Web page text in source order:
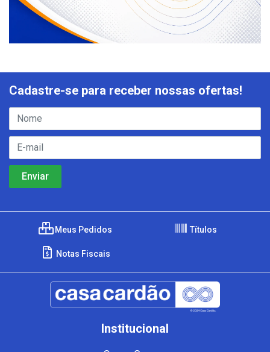
Cadastre-se para receber nossas ofertas!
Meus Pedidos Títulos
Notas Fiscais
Institucional